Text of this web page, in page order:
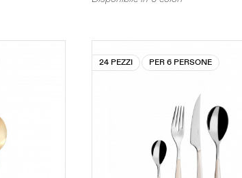
24 PEZZI PER 6 PERSONE